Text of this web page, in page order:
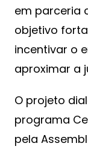
em parceria
objetivo
incentivar o
aproximar a
O projeto
programa
pela